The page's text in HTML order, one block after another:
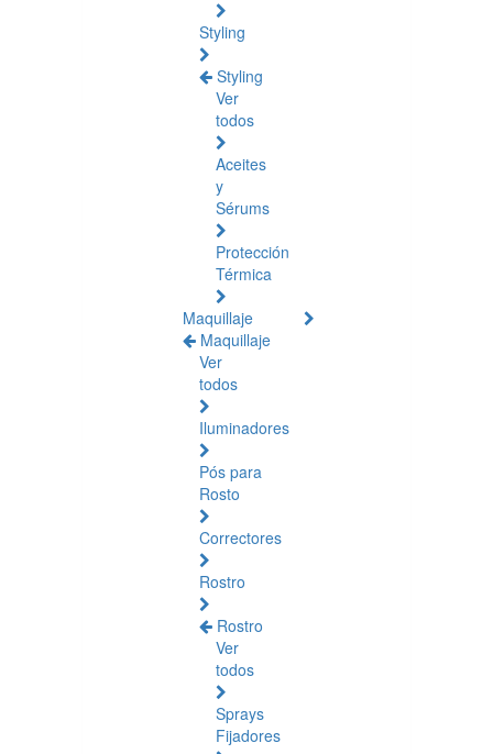
Styling
Styling
Ver
todos
Aceites
y
Sérums
Protección
Térmica
Maquillaje
Maquillaje
Ver
todos
Iluminadores
Pós para
Rosto
Correctores
Rostro
Rostro
Ver
todos
Sprays
Fijadores